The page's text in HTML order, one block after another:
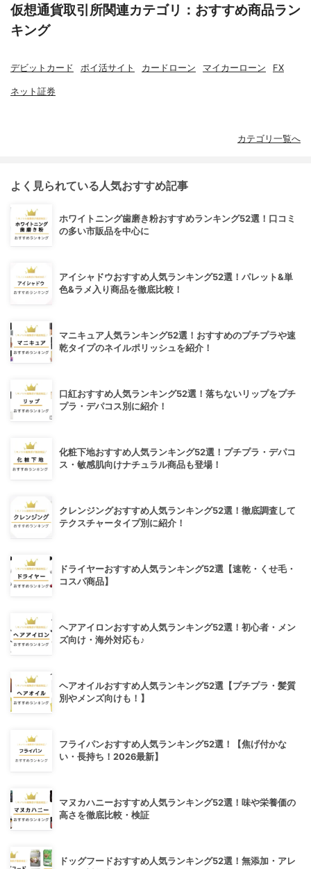
仮想通貨取引所関連カテゴリ：おすすめ商品ラン
キング
デビットカード ポイ活サイト カードローン マイカーローン FX
ネット証券
カテゴリ一覧へ
よく見られている人気おすすめ記事
ホワイトニング歯磨き粉おすすめランキング52選！口コミ
の多い市販品を中心に
アイシャドウおすすめ人気ランキング52選！パレット&単
色&ラメ入り商品を徹底比較！
マニキュア人気ランキング52選！おすすめのプチプラや速
乾タイプのネイルポリッシュを紹介！
口紅おすすめ人気ランキング52選！落ちないリップをプチ
プラ・デパコス別に紹介！
化粧下地おすすめ人気ランキング52選！プチプラ・デパコ
ス・敏感肌向けナチュラル商品も登場！
クレンジングおすすめ人気ランキング52選！徹底調査して
テクスチャータイプ別に紹介！
ドライヤーおすすめ人気ランキング52選【速乾・くせ毛・
コスパ商品】
ヘアアイロンおすすめ人気ランキング52選！初心者・メン
ズ向け・海外対応も♪
ヘアオイルおすすめ人気ランキング52選【プチプラ・髪質
別やメンズ向けも！】
フライパンおすすめ人気ランキング52選！【焦げ付かな
い・長持ち！2026最新】
マヌカハニーおすすめ人気ランキング52選！味や栄養価の
高さを徹底比較・検証
ドッグフードおすすめ人気ランキング52選！無添加・アレ